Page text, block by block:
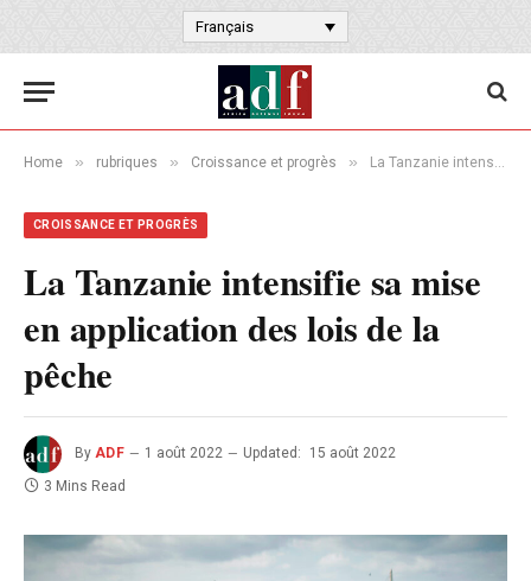
Français
Home » rubriques » Croissance et progrès » La Tanzanie intensifie sa mise en application des lois de la pêche
CROISSANCE ET PROGRÈS
La Tanzanie intensifie sa mise
en application des lois de la
pêche
By ADF 1 août 2022 Updated:
15 août 2022
3 Mins Read